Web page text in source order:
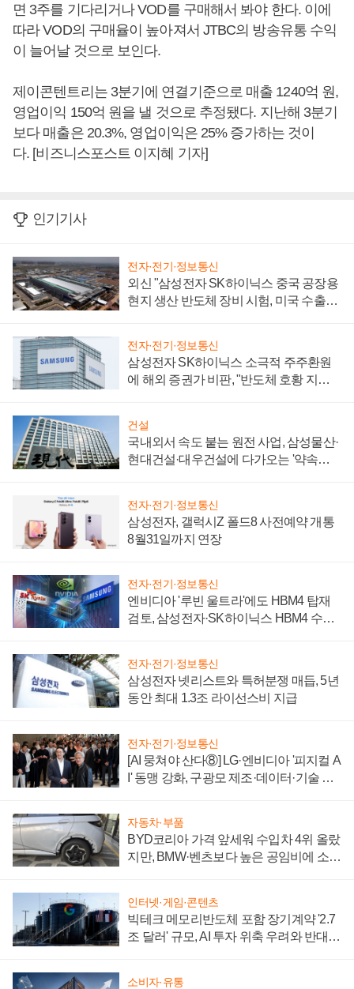
면 3주를 기다리거나 VOD를 구매해서 봐야 한다. 이에
따라 VOD의 구매율이 높아져서 JTBC의 방송유통 수익
이 늘어날 것으로 보인다.
제이콘텐트리는 3분기에 연결기준으로 매출 1240억 원,
영업이익 150억 원을 낼 것으로 추정됐다. 지난해 3분기
보다 매출은 20.3%, 영업이익은 25% 증가하는 것이
다. [비즈니스포스트 이지혜 기자]
인기기사
전자·전기·정보통신
외신 "삼성전자 SK하이닉스 중국 공장용
현지 생산 반도체 장비 시험, 미국 수출통
전자·전기·정보통신
삼성전자 SK하이닉스 소극적 주주환원
에 해외 증권가 비판, "반도체 호황 지속
건설
국내외서 속도 붙는 원전 사업, 삼성물산·
현대건설·대우건설에 다가오는 '약속의
전자·전기·정보통신
삼성전자, 갤럭시Z 폴드8 사전예약 개통
8월31일까지 연장
전자·전기·정보통신
엔비디아 '루빈 울트라'에도 HBM4 탑재
검토, 삼성전자·SK하이닉스 HBM4 수율
전자·전기·정보통신
삼성전자 넷리스트와 특허분쟁 매듭, 5년
동안 최대 1.3조 라이선스비 지급
전자·전기·정보통신
[AI 뭉쳐야 산다⑧] LG·엔비디아 '피지컬 A
I' 동맹 강화, 구광모 제조·데이터·기술 결
자동차·부품
BYD코리아 가격 앞세워 수입차 4위 올랐
지만, BMW·벤츠보다 높은 공임비에 소비
인터넷·게임·콘텐츠
빅테크 메모리반도체 포함 장기계약 '2.7
조 달러' 규모, AI 투자 위축 우려와 반대
소비자·유통